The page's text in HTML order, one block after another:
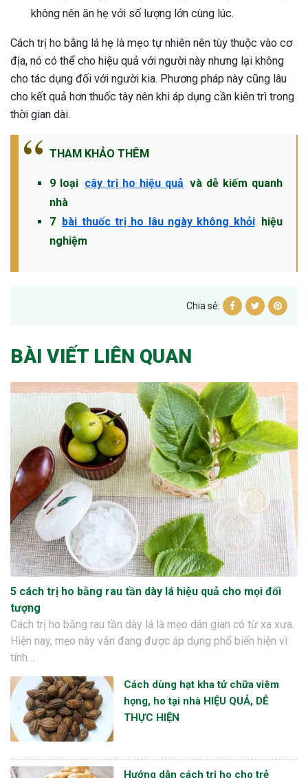
không nên ăn hẹ với số lượng lớn cùng lúc.
Cách trị ho bằng lá hẹ là mẹo tự nhiên nên tùy thuộc vào cơ
địa, nó có thể cho hiệu quả với người này nhưng lại không
cho tác dụng đối với người kia. Phương pháp này cũng lâu
cho kết quả hơn thuốc tây nên khi áp dụng cần kiên trì trong
thời gian dài.
THAM KHẢO THÊM
9 loại cây trị ho hiệu quả và dễ kiếm quanh
nhà
7 bài thuốc trị ho lâu ngày không khỏi hiệu
nghiệm
Chia sẻ:
BÀI VIẾT LIÊN QUAN
5 cách trị ho bằng rau tần dày lá hiệu quả cho mọi đối
tượng
Cách trị ho bằng rau tần dày lá là mẹo dân gian có từ xa xưa.
Hiện nay, mẹo này vẫn đang được áp dụng phổ biến hiện vì
tính…
Cách dùng hạt kha tử chữa viêm
họng, ho tại nhà HIỆU QUẢ, DỄ
THỰC HIỆN
Hướng dẫn cách trị ho cho trẻ